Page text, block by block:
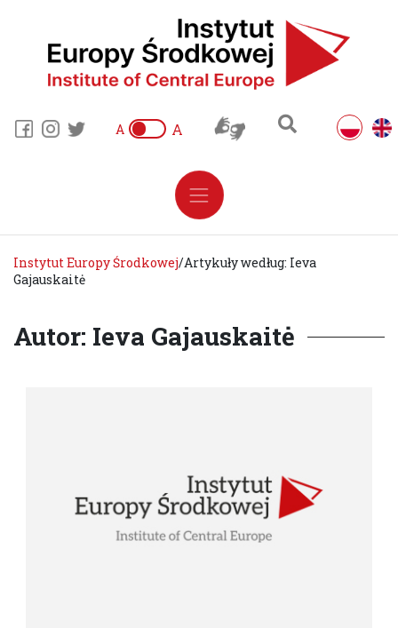
A A
Instytut Europy Środkowej/Artykuły według: Ieva
Gajauskaitė
Autor: Ieva Gajauskaitė